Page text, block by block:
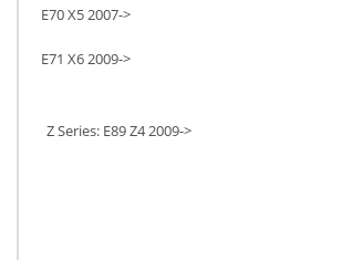
E70 X5 2007->
E71 X6 2009->
Z Series: E89 Z4 2009->